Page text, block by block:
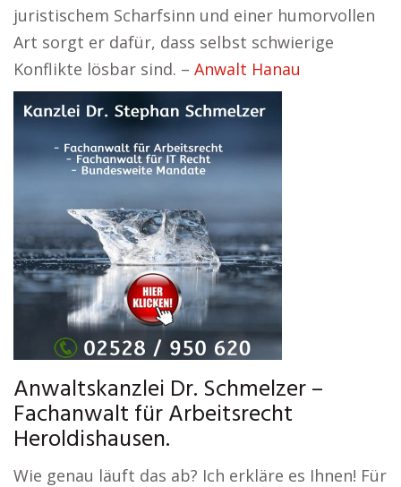
juristischem Scharfsinn und einer humorvollen
Art sorgt er dafür, dass selbst schwierige
Konflikte lösbar sind. – Anwalt Hanau
Anwaltskanzlei Dr. Schmelzer –
Fachanwalt für Arbeitsrecht
Heroldishausen.
Wie genau läuft das ab? Ich erkläre es Ihnen! Für